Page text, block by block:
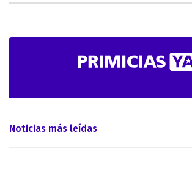
Noticias más leídas